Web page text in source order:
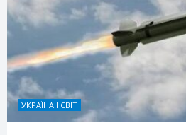
УКРАЇНА І СВІТ